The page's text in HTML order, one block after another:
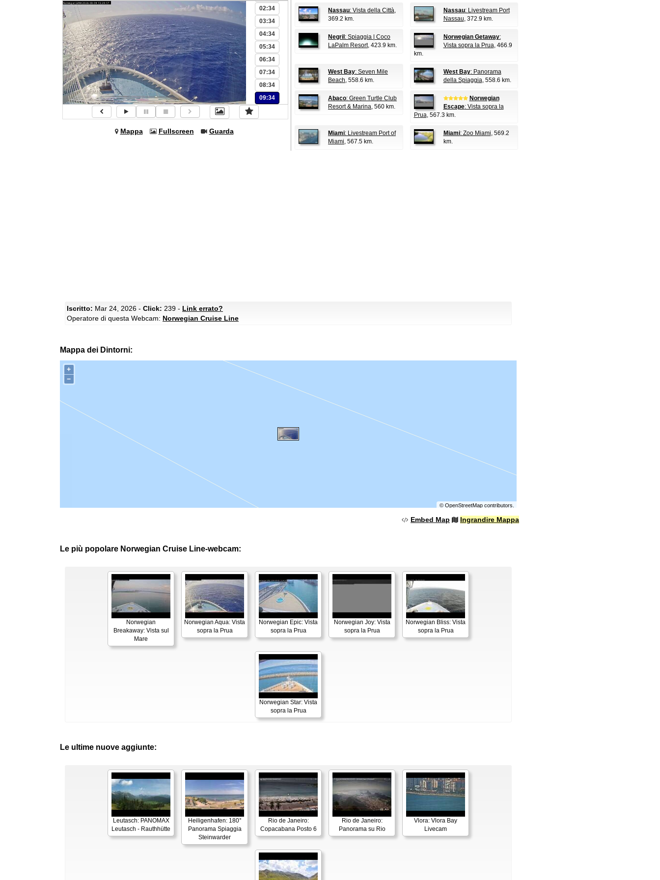
02:34
03:34
04:34
05:34
06:34
07:34
08:34
09:34
Mappa Fullscreen Guarda
Nassau: Vista della Città,
369.2 km.
Nassau: Livestream Port
Nassau, 372.9 km.
Negril : Spiaggia | Coco
LaPalm Resort, 423.9 km.
Norwegian Getaway:
Vista sopra la Prua, 466.9
km.
West Bay: Seven Mile
Beach, 558.6 km.
West Bay: Panorama
della Spiaggia, 558.6 km.
Abaco: Green Turtle Club
Resort & Marina, 560 km.
Norwegian
Escape: Vista sopra la
Prua, 567.3 km.
Miami: Livestream Port of
Miami, 567.5 km.
Miami: Zoo Miami, 569.2
km.
Iscritto: Mar 24, 2026 - Click: 239 - Link errato?
Operatore di questa Webcam: Norwegian Cruise Line
Mappa dei Dintorni:
+
−
© OpenStreetMapcontributors.
Embed Map Ingrandire Mappa
Le più popolare Norwegian Cruise Line-webcam:
Norwegian
Breakaway: Vista sul
Mare
Norwegian Aqua: Vista
sopra la Prua
Norwegian Epic: Vista
sopra la Prua
Norwegian Joy: Vista
sopra la Prua
Norwegian Bliss: Vista
sopra la Prua
Norwegian Star: Vista
sopra la Prua
Le ultime nuove aggiunte:
Leutasch: PANOMAX
Leutasch - Rauthhütte
Heiligenhafen: 180°
Panorama Spiaggia
Steinwarder
Rio de Janeiro:
Copacabana Posto 6
Rio de Janeiro:
Panorama su Rio
Vlora: Vlora Bay
Livecam